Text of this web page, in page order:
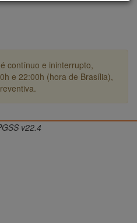
contínuo e ininterrupto,
e 22:00h (hora de Brasília),
v22.4